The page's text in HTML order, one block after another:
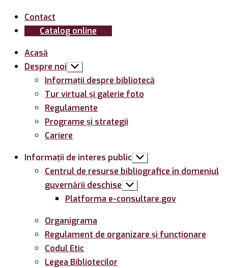
Contact
Catalog online
Acasă
Despre noi Arată
submeniul
Informații despre bibliotecă
Tur virtual și galerie foto
Regulamente
Programe și strategii
Cariere
Informații de interes public Arată
submeniul
Centrul de resurse bibliografice în domeniul
guvernării deschise Arată
submeniul
Platforma e-consultare.gov
Organigrama
Regulament de organizare și funcționare
Codul Etic
Legea Bibliotecilor